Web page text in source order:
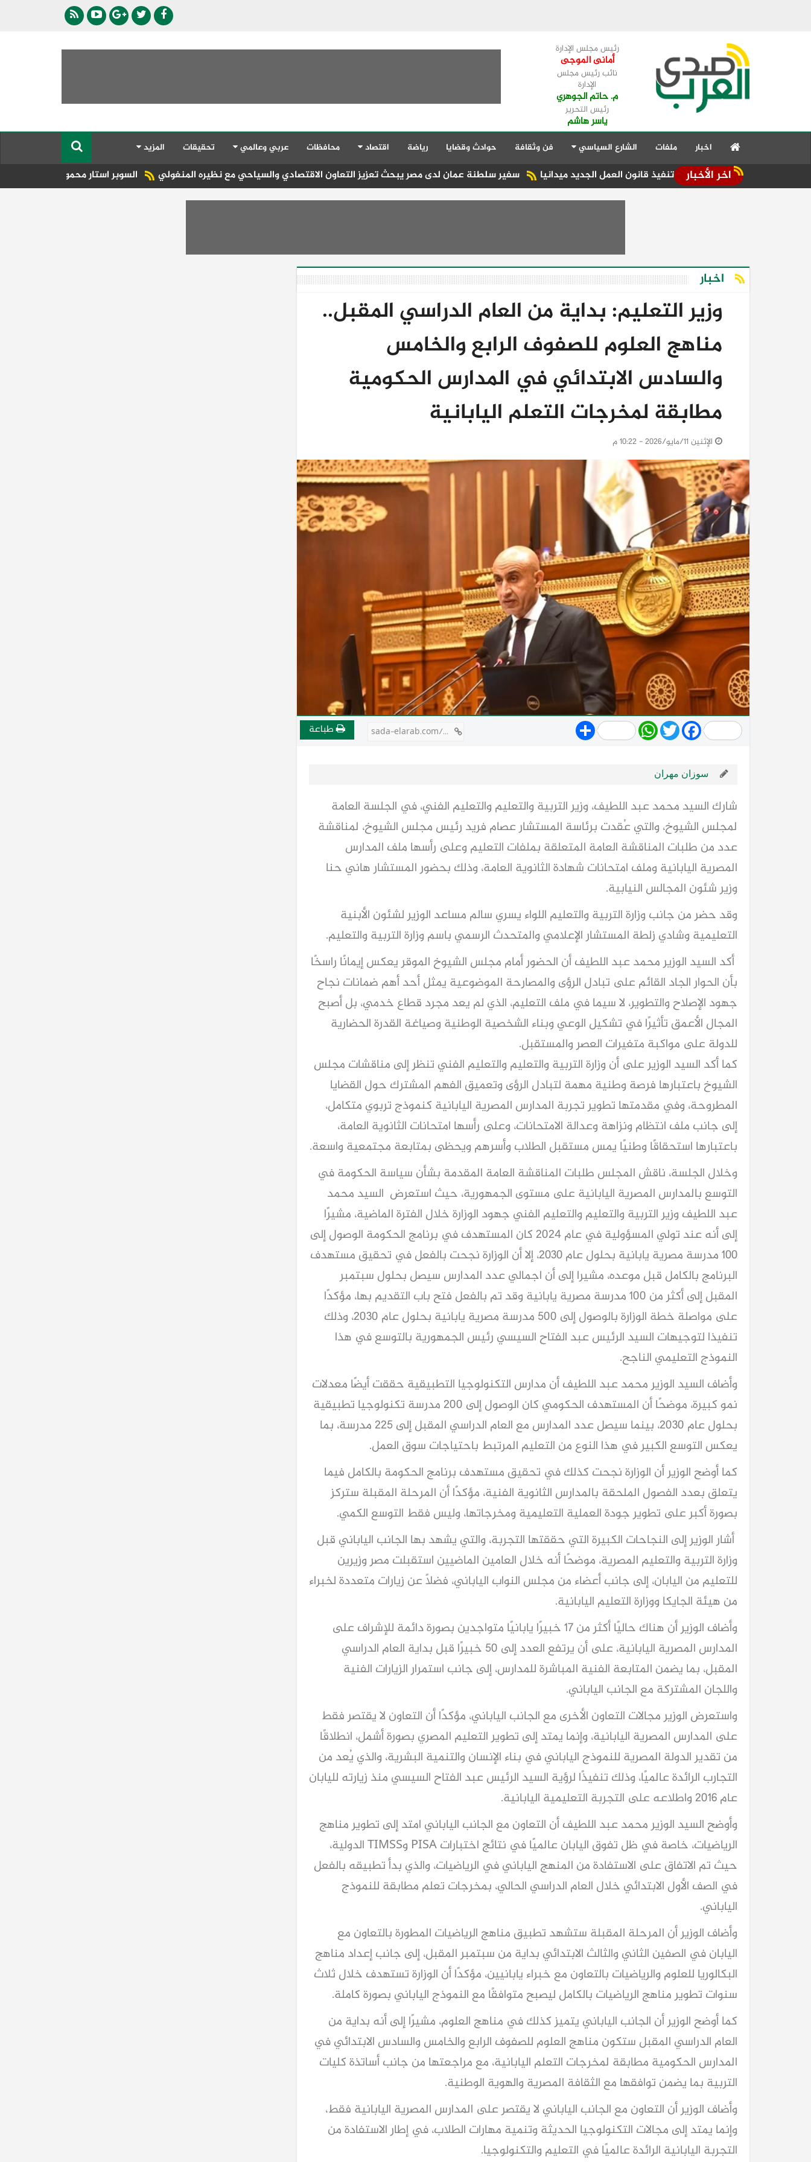
رئيس مجلس الإدارة
أمانى الموجى
نائب رئيس مجلس
الإدارة
م. حاتم الجوهري
رئيس التحرير
ياسر هاشم
اخبار ملفات الشارع السياسي فن وثقافة حوادث وقضايا رياضة اقتصاد محافظات عربي وعالمي تحقيقات المزيد
اخر الأخبار السوبر استار محمود الدالي يحيي حفلات سفير سلطنة عمان لدى مصر يبحث تعزيز التعاون الاقتصادي والسياحي مع نظيره المنغولي ​ سيناء تتابع تنفيذ قانون العمل الجديد ميدانيا
اخبار
وزير التعليم: بداية من العام الدراسي المقبل..
مناهج العلوم للصفوف الرابع والخامس
والسادس الابتدائي في المدارس الحكومية
مطابقة لمخرجات التعلم اليابانية
الإثنين 11/مايو/2026 - 10:22 م
Share WhatsApp
TwitterFacebook طباعة sada-elarab.com/806435
سوزان مهران
شارك السيد محمد عبد اللطيف، وزير التربية والتعليم والتعليم الفني، في الجلسة العامة
لمجلس الشيوخ، والتي عُقدت برئاسة المستشار عصام فريد رئيس مجلس الشيوخ، لمناقشة
عدد من طلبات المناقشة العامة المتعلقة بملفات التعليم وعلى رأسها ملف المدارس
المصرية اليابانية وملف امتحانات شهادة الثانوية العامة، وذلك بحضور المستشار هاني حنا
وزير شئون المجالس النيابية.
وقد حضر من جانب وزارة التربية والتعليم اللواء يسري سالم مساعد الوزير لشئون الأبنية
التعليمية وشادي زلطة المستشار الإعلامي والمتحدث الرسمي باسم وزارة التربية والتعليم.
أكد السيد الوزير محمد عبد اللطيف أن الحضور أمام مجلس الشيوخ الموقر يعكس إيمانًا راسخًا
بأن الحوار الجاد القائم على تبادل الرؤى والمصارحة الموضوعية يمثل أحد أهم ضمانات نجاح
جهود الإصلاح والتطوير، لا سيما في ملف التعليم، الذي لم يعد مجرد قطاع خدمي، بل أصبح
المجال الأعمق تأثيرًا في تشكيل الوعي وبناء الشخصية الوطنية وصياغة القدرة الحضارية
للدولة على مواكبة متغيرات العصر والمستقبل.
كما أكد السيد الوزير على أن وزارة التربية والتعليم والتعليم الفني تنظر إلى مناقشات مجلس
الشيوخ باعتبارها فرصة وطنية مهمة لتبادل الرؤى وتعميق الفهم المشترك حول القضايا
المطروحة، وفي مقدمتها تطوير تجربة المدارس المصرية اليابانية كنموذج تربوي متكامل،
إلى جانب ملف انتظام ونزاهة وعدالة الامتحانات، وعلى رأسها امتحانات الثانوية العامة،
باعتبارها استحقاقًا وطنيًا يمس مستقبل الطلاب وأسرهم ويحظى بمتابعة مجتمعية واسعة.
وخلال الجلسة، ناقش المجلس طلبات المناقشة العامة المقدمة بشأن سياسة الحكومة في
التوسع بالمدارس المصرية اليابانية على مستوى الجمهورية، حيث استعرض السيد محمد
عبد اللطيف وزير التربية والتعليم والتعليم الفني جهود الوزارة خلال الفترة الماضية، مشيرًا
إلى أنه عند تولي المسؤولية في عام 2024 كان المستهدف في برنامج الحكومة الوصول إلى
١٠٠ مدرسة مصرية يابانية بحلول عام ٢٠٣٠، إلا أن الوزارة نجحت بالفعل في تحقيق مستهدف
البرنامج بالكامل قبل موعده، مشيرا إلى أن اجمالي عدد المدارس سيصل بحلول سبتمبر
المقبل إلى أكثر من 100 مدرسة مصرية يابانية وقد تم بالفعل فتح باب التقديم بها، مؤكدًا
على مواصلة خطة الوزارة بالوصول إلى 500 مدرسة مصرية يابانية بحلول عام 2030، وذلك
تنفيذا لتوجيهات السيد الرئيس عبد الفتاح السيسي رئيس الجمهورية بالتوسع في هذا
النموذج التعليمي الناجح.
وأضاف السيد الوزير محمد عبد اللطيف أن مدارس التكنولوجيا التطبيقية حققت أيضًا معدلات
نمو كبيرة، موضحًا أن المستهدف الحكومي كان الوصول إلى 200 مدرسة تكنولوجيا تطبيقية
بحلول عام 2030، بينما سيصل عدد المدارس مع العام الدراسي المقبل إلى 225 مدرسة، بما
يعكس التوسع الكبير في هذا النوع من التعليم المرتبط باحتياجات سوق العمل.
كما أوضح الوزير أن الوزارة نجحت كذلك في تحقيق مستهدف برنامج الحكومة بالكامل فيما
يتعلق بعدد الفصول الملحقة بالمدارس الثانوية الفنية، مؤكدًا أن المرحلة المقبلة ستركز
بصورة أكبر على تطوير جودة العملية التعليمية ومخرجاتها، وليس فقط التوسع الكمي.
أشار الوزير إلى النجاحات الكبيرة التي حققتها التجربة، والتي يشهد بها الجانب الياباني قبل
وزارة التربية والتعليم المصرية، موضحًا أنه خلال العامين الماضيين استقبلت مصر وزيرين
للتعليم من اليابان، إلى جانب أعضاء من مجلس النواب الياباني، فضلًا عن زيارات متعددة لخبراء
من هيئة الجايكا ووزارة التعليم اليابانية.
وأضاف الوزير أن هناك حاليًا أكثر من 17 خبيرًا يابانيًا متواجدين بصورة دائمة للإشراف على
المدارس المصرية اليابانية، على أن يرتفع العدد إلى 50 خبيرًا قبل بداية العام الدراسي
المقبل، بما يضمن المتابعة الفنية المباشرة للمدارس، إلى جانب استمرار الزيارات الفنية
واللجان المشتركة مع الجانب الياباني.
واستعرض الوزير مجالات التعاون الأخرى مع الجانب الياباني، مؤكدًا أن التعاون لا يقتصر فقط
على المدارس المصرية اليابانية، وإنما يمتد إلى تطوير التعليم المصري بصورة أشمل، انطلاقًا
من تقدير الدولة المصرية للنموذج الياباني في بناء الإنسان والتنمية البشرية، والذي يُعد من
التجارب الرائدة عالميًا، وذلك تنفيذًا لرؤية السيد الرئيس عبد الفتاح السيسي منذ زيارته لليابان
عام 2016 واطلاعه على التجربة التعليمية اليابانية.
وأوضح السيد الوزير محمد عبد اللطيف أن التعاون مع الجانب الياباني امتد إلى تطوير مناهج
الرياضيات، خاصة في ظل تفوق اليابان عالميًا في نتائج اختبارات PISA وTIMSS الدولية،
حيث تم الاتفاق على الاستفادة من المنهج الياباني في الرياضيات، والذي بدأ تطبيقه بالفعل
في الصف الأول الابتدائي خلال العام الدراسي الحالي، بمخرجات تعلم مطابقة للنموذج
الياباني.
وأضاف الوزير أن المرحلة المقبلة ستشهد تطبيق مناهج الرياضيات المطورة بالتعاون مع
اليابان في الصفين الثاني والثالث الابتدائي بداية من سبتمبر المقبل، إلى جانب إعداد مناهج
البكالوريا للعلوم والرياضيات بالتعاون مع خبراء يابانيين، مؤكدًا أن الوزارة تستهدف خلال ثلاث
سنوات تطوير مناهج الرياضيات بالكامل ليصبح متوافقًا مع النموذج الياباني بصورة كاملة.
كما أوضح الوزير أن الجانب الياباني يتميز كذلك في مناهج العلوم، مشيرًا إلى أنه بداية من
العام الدراسي المقبل ستكون مناهج العلوم للصفوف الرابع والخامس والسادس الابتدائي في
المدارس الحكومية مطابقة لمخرجات التعلم اليابانية، مع مراجعتها من جانب أساتذة كليات
التربية بما يضمن توافقها مع الثقافة المصرية والهوية الوطنية.
وأضاف الوزير أن التعاون مع الجانب الياباني لا يقتصر على المدارس المصرية اليابانية فقط،
وإنما يمتد إلى مجالات التكنولوجيا الحديثة وتنمية مهارات الطلاب، في إطار الاستفادة من
التجربة اليابانية الرائدة عالميًا في التعليم والتكنولوجيا.